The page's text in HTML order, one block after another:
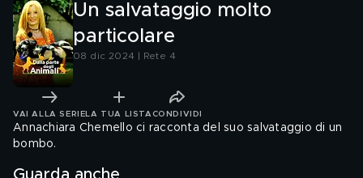
Un salvataggio molto
particolare
08 dic 2024 | Rete 4
VAI ALLA SERIE LA TUA LISTA CONDIVIDI
Annachiara Chemello ci racconta del suo salvataggio di un
bombo.
Guarda anche